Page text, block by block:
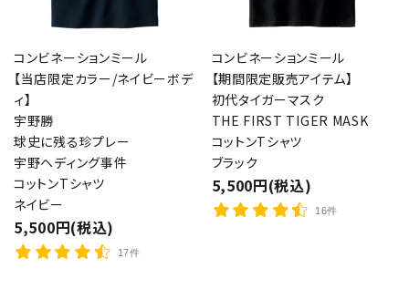
コンビネーションミール
【当店限定カラー/ネイビーボデ
ィ】
宇野勝
球史に残る珍プレー
宇野ヘディング事件
コットンTシャツ
ネイビー
5,500円(税込)
17件
コンビネーションミール
【期間限定販売アイテム】
初代タイガーマスク
THE FIRST TIGER MASK
コットンTシャツ
ブラック
5,500円(税込)
16件